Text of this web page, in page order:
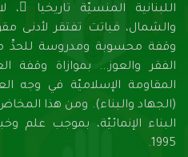
اللبنانية المنسيّة تاريخيا
والشمال، فباتت تفتقر لأدنـى
وقفة محسوبة ومدروسة للحدِّ
الفقر والعوز... بموازاة وقفة
المقاومة الإسلاميّة في وجه
(الجهاد والبناء). ومن هذا
1995.